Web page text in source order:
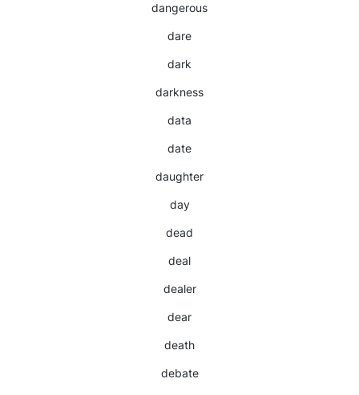
dangerous
dare
dark
darkness
data
date
daughter
day
dead
deal
dealer
dear
death
debate